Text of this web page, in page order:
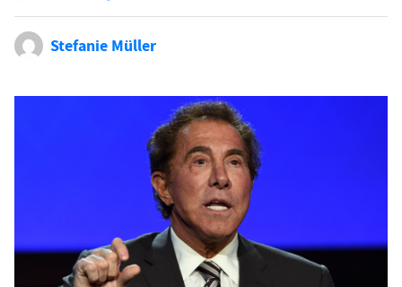
Stefanie Müller